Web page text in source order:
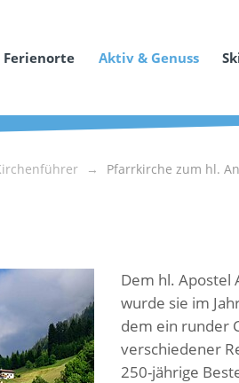
Ferienorte Aktiv & Genuss
Pfarrkirche zum hl.
Dem hl. Apostel
wurde sie im
dem ein runder
verschiedener
250-jährige